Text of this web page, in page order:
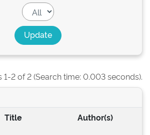
1-2 of 2 (Search time: 0.003 seconds).
Title Author(s)